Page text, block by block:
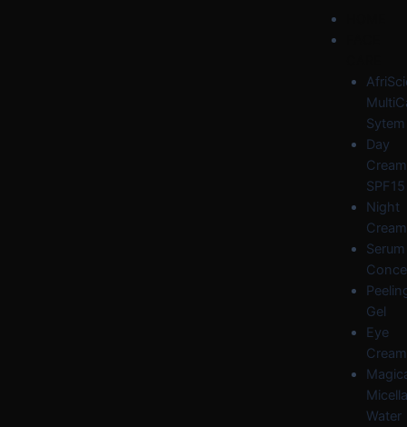
Sytem
Day
Cream
SPF15
Night
Cream
Serum
Gel
Eye
Cream
Water
Menu